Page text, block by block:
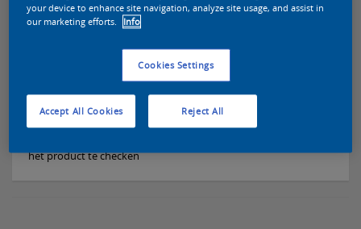
Voeg toe aan lijst
het product te checken
your device to enhance site navigation, analyze site usage, and assist in
our marketing efforts.
Info
Cookies Settings
Reject All
Accept All Cookies